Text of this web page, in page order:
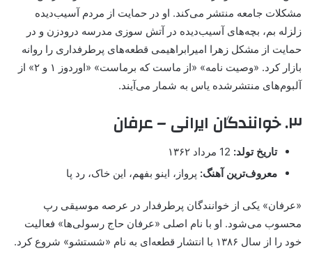
مشکلات جامعه منتشر می‌کند. او در حمایت از مردم آسیب‌دیده
زلزله بم، بچه‌های آسیب‌دیده در آتش سوزی مدرسه درودزن و در
حمایت از مشکل زهرا امیرابراهیمی قطعه‌های پرطرفداری را روانه
بازار کرد. «وصیت نامه» «از ماست که برماست» «اوردوز ۱ و ۲» از
آلبوم‌های منتشرشده یاس به شمار می‌آیند.
۳. خوانندگان ایرانی – عرفان
تاریخ تولد:
معروف‌ترین آهنگ: پرواز، اینو بفهم، این خاک، رد پا
«عرفان» یکی از خوانندگان پرطرفدار در عرصه موسیقی رپ
محسوب می‌شود. او با نام اصلی «عرفان حاج رسولی‌ها» فعالیت
خود را از سال ۱۳۸۶ با انتشار قطعه‌ای به نام «شستشو» شروع کرد.